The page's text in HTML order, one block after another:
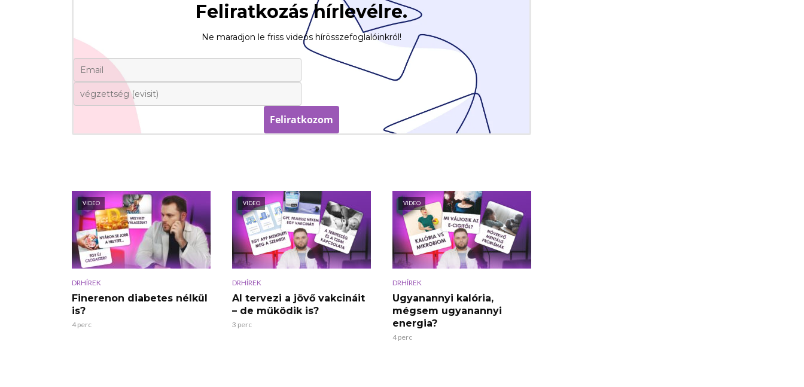
Feliratkozás hírlevélre.
Ne maradjon le friss videós hírösszefoglalóinkról!
Feliratkozom
VIDEO
DRHÍREK
Finerenon diabetes nélkül
is?
4 perc
VIDEO
DRHÍREK
AI tervezi a jövő vakcináit
– de működik is?
3 perc
VIDEO
DRHÍREK
Ugyanannyi kalória,
mégsem ugyanannyi
energia?
4 perc